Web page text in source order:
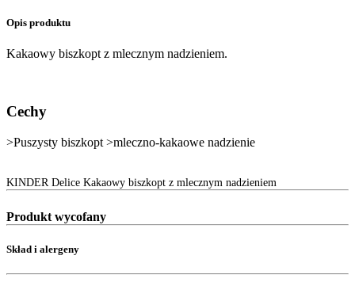
Opis produktu
Kakaowy biszkopt z mlecznym nadzieniem.
Cechy
>Puszysty biszkopt >mleczno-kakaowe nadzienie
KINDER Delice Kakaowy biszkopt z mlecznym nadzieniem
Produkt wycofany
Skład i alergeny